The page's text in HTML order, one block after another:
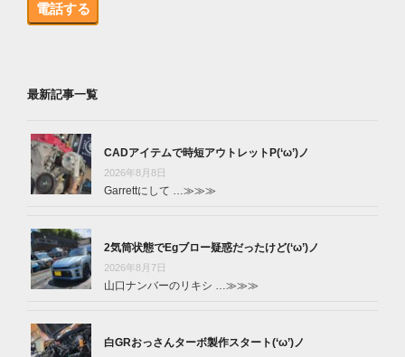
電話する
最新記事一覧
CADアイテムで時短アウトレットP(‘ω’)ノ
2026年8月8日
Garrettにして … ≫≫≫
2気筒状態でEgブロー疑惑だったけど(‘ω’)ノ
2026年8月7日
山口ナンバーのリキシ … ≫≫≫
白GRおっさんターボ製作スタート(‘ω’)ノ